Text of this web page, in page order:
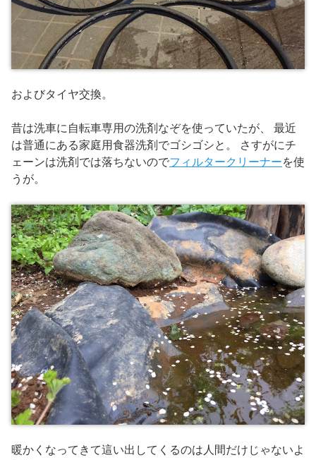
およびタイヤ交換。
昔は洗車に自転車専用の洗剤なぞを使っていたが、 最近
は普通にある家庭用食器洗剤でゴシゴシと。 さすがにチ
ェーンは洗剤では落ちないのでフィルタークリーナーを使
うが。
暖かくなってきて這い出してくるのは人間だけじゃないよ